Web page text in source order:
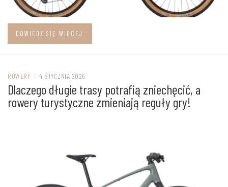
DOWIEDZ SIĘ WIĘCEJ
ROWERY / 4 STYCZNIA 2026
Dlaczego długie trasy potrafią zniechęcić, a
rowery turystyczne zmieniają reguły gry!